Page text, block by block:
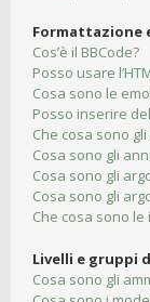
Formattazione
Cos’è il BBCode?
Posso usare
Cosa sono le
Posso inserire
Che cosa sono
Cosa sono gli
Cosa sono gli
Cosa sono gli
Che cosa sono
Livelli e gruppi
Cosa sono gli